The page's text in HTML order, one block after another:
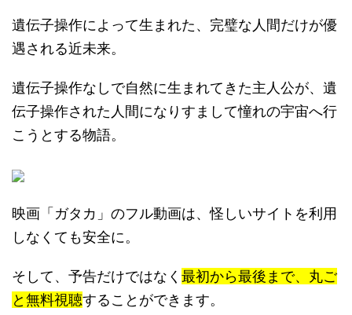
遺伝子操作によって生まれた、完璧な人間だけが優
遇される近未来。
遺伝子操作なしで自然に生まれてきた主人公が、遺
伝子操作された人間になりすまして憧れの宇宙へ行
こうとする物語。
映画「ガタカ」のフル動画は、怪しいサイトを利用
しなくても安全に。
そして、予告だけではなく 最初から最後まで、丸ご
と無料視聴することができます。